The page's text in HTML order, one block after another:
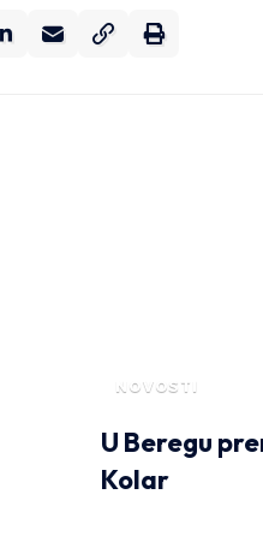
NOVOSTI
U Beregu
Kolar